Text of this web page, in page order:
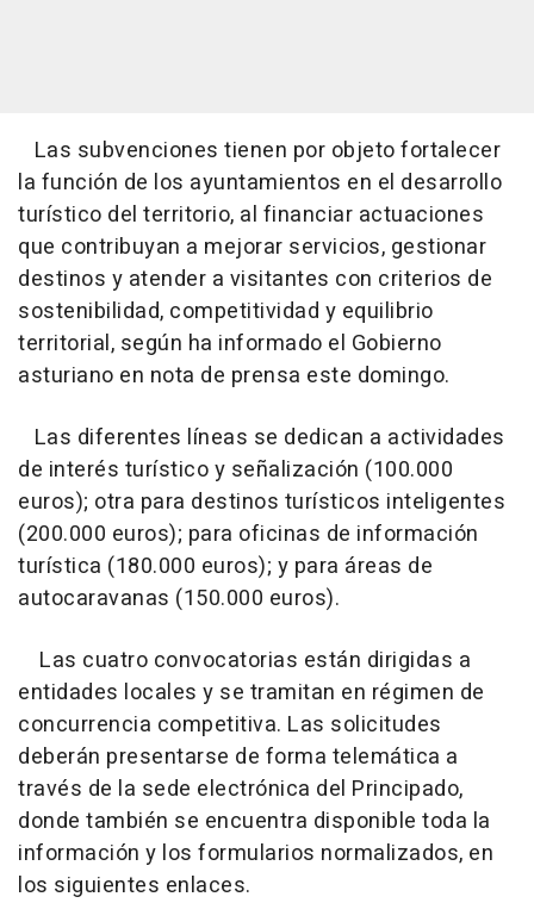
Las subvenciones tienen por objeto fortalecer
la función de los ayuntamientos en el desarrollo
turístico del territorio, al financiar actuaciones
que contribuyan a mejorar servicios, gestionar
destinos y atender a visitantes con criterios de
sostenibilidad, competitividad y equilibrio
territorial, según ha informado el Gobierno
asturiano en nota de prensa este domingo.
Las diferentes líneas se dedican a actividades
de interés turístico y señalización (100.000
euros); otra para destinos turísticos inteligentes
(200.000 euros); para oficinas de información
turística (180.000 euros); y para áreas de
autocaravanas (150.000 euros).
Las cuatro convocatorias están dirigidas a
entidades locales y se tramitan en régimen de
concurrencia competitiva. Las solicitudes
deberán presentarse de forma telemática a
través de la sede electrónica del Principado,
donde también se encuentra disponible toda la
información y los formularios normalizados, en
los siguientes enlaces.